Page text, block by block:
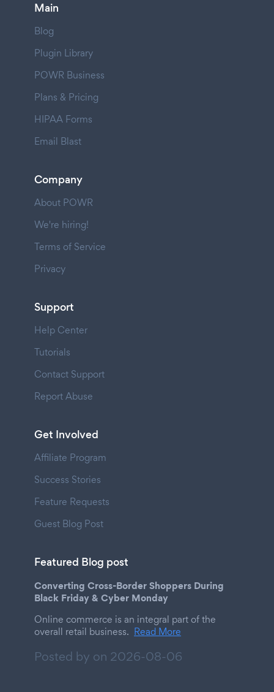
Main
Blog
Plugin Library
POWR Business
Plans & Pricing
HIPAA Forms
Email Blast
Company
About POWR
We're hiring!
Terms of Service
Privacy
Support
Help Center
Tutorials
Contact Support
Report Abuse
Get Involved
Affiliate Program
Success Stories
Feature Requests
Guest Blog Post
Featured Blog post
Converting Cross-Border Shoppers During
Black Friday & Cyber Monday
Online commerce is an integral part of the
overall retail business. Read More
Posted by on 2026-08-06